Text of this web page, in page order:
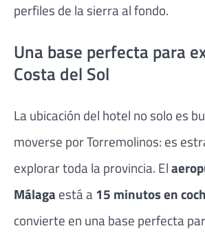
perfiles de la sierra al fondo.
Una base perfecta para
Costa del Sol
La ubicación del hotel no solo es
moverse por Torremolinos: es
explorar toda la provincia. El
Málaga está a15 minutos en
convierte en una base perfecta